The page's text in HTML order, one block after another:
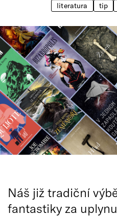
literatura tip
Náš již tradiční
fantastiky za